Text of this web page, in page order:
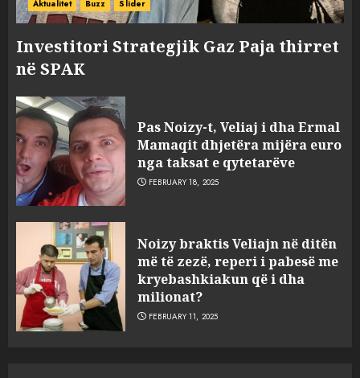
Aktualitet Buzz Slider
Investitori Strategjik Gaz Paja thirret
në SPAK
Pas Noizy-t, Veliaj i dha Ermal
Mamaqit dhjetëra mijëra euro
nga taksat e qytetarëve
FEBRUARY 18, 2025
Noizy braktis Veliajn në ditën
më të zezë, reperi i pabesë me
kryebashkiakun që i dha
milionat?
FEBRUARY 11, 2025
3
sulmuan “One Albania”,
ngjarja u fsheh. A u vodhën
serverat?
MARCH 25, 2025